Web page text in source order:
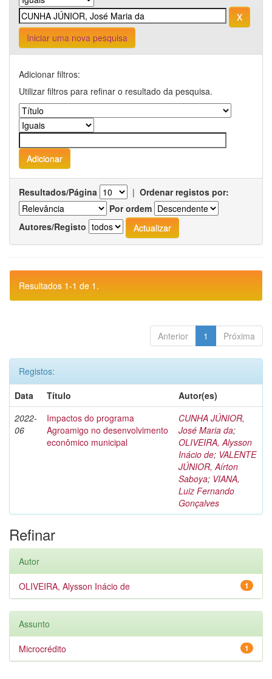
Iniciar uma nova pesquisa
Adicionar filtros:
Utilizar filtros para refinar o resultado da pesquisa.
Resultados/Página | Ordenar registos por:
Por ordem
Autores/Registo
Resultados 1-1 de 1.
Anterior 1 Próxima
Registos:
Data
Título
Autor(es)
2022-
06
Impactos do programa
Agroamigo no desenvolvimento
econômico municipal
CUNHA JÚNIOR,
José Maria da;
OLIVEIRA, Alysson
Inácio de; VALENTE
JÚNIOR, Aírton
Saboya; VIANA,
Luiz Fernando
Gonçalves
Refinar
Autor
1
OLIVEIRA, Alysson Inácio de
Assunto
1
Microcrédito